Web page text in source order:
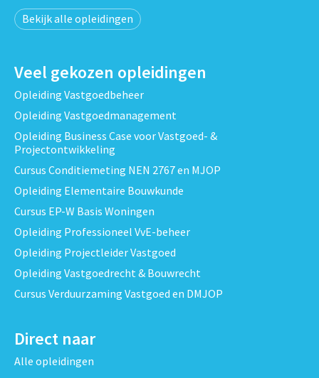
Bekijk alle opleidingen
Veel gekozen opleidingen
Opleiding Vastgoedbeheer
Opleiding Vastgoedmanagement
Opleiding Business Case voor Vastgoed- &
Projectontwikkeling
Cursus Conditiemeting NEN 2767 en MJOP
Opleiding Elementaire Bouwkunde
Cursus EP-W Basis Woningen
Opleiding Professioneel VvE-beheer
Opleiding Projectleider Vastgoed
Opleiding Vastgoedrecht & Bouwrecht
Cursus Verduurzaming Vastgoed en DMJOP
Direct naar
Alle opleidingen